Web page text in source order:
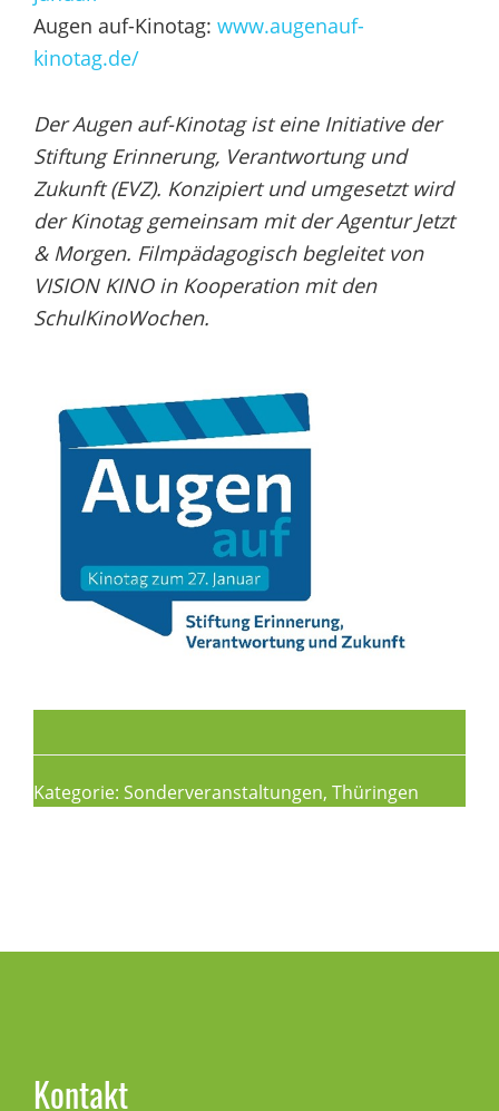
Augen auf-Kinotag: www.augenauf-
kinotag.de/
Der Augen auf-Kinotag ist eine Initiative der
Stiftung Erinnerung, Verantwortung und
Zukunft (EVZ). Konzipiert und umgesetzt wird
der Kinotag gemeinsam mit der Agentur Jetzt
& Morgen. Filmpädagogisch begleitet von
VISION KINO in Kooperation mit den
SchulKinoWochen.
Kategorie: Sonderveranstaltungen, Thüringen
Kontakt